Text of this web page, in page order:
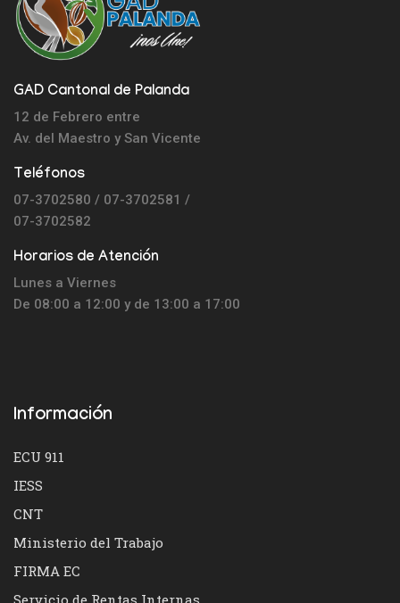
GAD Cantonal de Palanda
12 de Febrero entre
Av. del Maestro ySan Vicente
Teléfonos
07-3702580 / 07-3702581 /
07-3702582
Horarios de Atención
Lunes a Viernes
De 08:00 a 12:00 y de 13:00 a 17:00
Información
ECU 911
IESS
CNT
Ministerio del Trabajo
FIRMA EC